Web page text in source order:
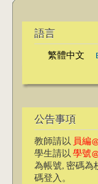
語言
繁體中文
公告事項
教師請以 員編
學生請以 學號
為帳號, 密碼為
碼登入。